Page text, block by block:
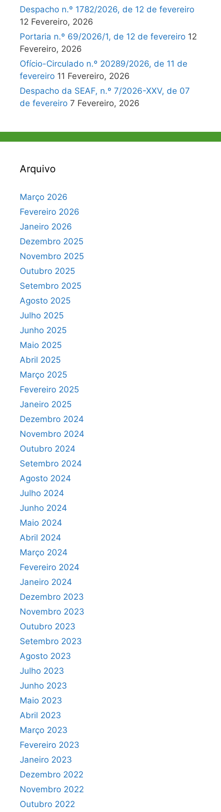
Despacho n.º 1782/2026, de 12 de fevereiro
12 Fevereiro, 2026
Portaria n.º 69/2026/1, de 12 de fevereiro 12
Fevereiro, 2026
Ofício-Circulado n.º 20289/2026, de 11 de
fevereiro 11 Fevereiro, 2026
Despacho da SEAF, n.º 7/2026-XXV, de 07
de fevereiro 7 Fevereiro, 2026
Arquivo
Março 2026
Fevereiro 2026
Janeiro 2026
Dezembro 2025
Novembro 2025
Outubro 2025
Setembro 2025
Agosto 2025
Julho 2025
Junho 2025
Maio 2025
Abril 2025
Março 2025
Fevereiro 2025
Janeiro 2025
Dezembro 2024
Novembro 2024
Outubro 2024
Setembro 2024
Agosto 2024
Julho 2024
Junho 2024
Maio 2024
Abril 2024
Março 2024
Fevereiro 2024
Janeiro 2024
Dezembro 2023
Novembro 2023
Outubro 2023
Setembro 2023
Agosto 2023
Julho 2023
Junho 2023
Maio 2023
Abril 2023
Março 2023
Fevereiro 2023
Janeiro 2023
Dezembro 2022
Novembro 2022
Outubro 2022